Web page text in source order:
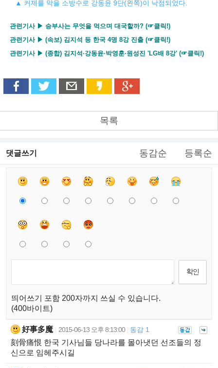
▲ 커제를 막을 소방수로 강동윤 9단(왼쪽)이 낙점되었다.
관련기사 ▶ 승부사는 무엇을 먹으며 대국할까? (☞클릭!)
관련기사 ▶ (속보) 김지석 등 한국 4명 8강 진출 (☞클릭!)
관련기사 ▶ (종합) 김지석·강동윤·박영훈·원성진 'LG배 8강' (☞클릭!)
목록
댓글쓰기 동감순 등록순
띄어쓰기 포함 200자까지 쓰실 수 있습니다.
(400바이트)
好事多魔 2015-06-13 오후 8:13:00 동감 1
刻骨痛恨 한국 기사님들 당나라를 몰아냇던 선조들의 정
신으로 임헤주시길